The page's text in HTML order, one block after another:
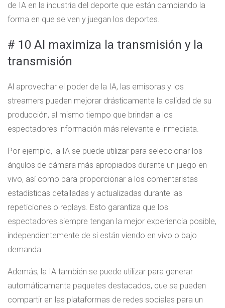
de IA en la industria del deporte que están cambiando la
forma en que se ven y juegan los deportes.
# 10 AI maximiza la transmisión y la
transmisión
Al aprovechar el poder de la IA, las emisoras y los
streamers pueden mejorar drásticamente la calidad de su
producción, al mismo tiempo que brindan a los
espectadores información más relevante e inmediata.
Por ejemplo, la IA se puede utilizar para seleccionar los
ángulos de cámara más apropiados durante un juego en
vivo, así como para proporcionar a los comentaristas
estadísticas detalladas y actualizadas durante las
repeticiones o replays. Esto garantiza que los
espectadores siempre tengan la mejor experiencia posible,
independientemente de si están viendo en vivo o bajo
demanda.
Además, la IA también se puede utilizar para generar
automáticamente paquetes destacados, que se pueden
compartir en las plataformas de redes sociales para un